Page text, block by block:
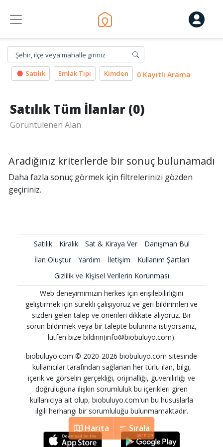
Şehir, ilçe veya mahalle giriniz
Satılık Emlak Tipi Kimden 0 Kayıtlı Arama
Harita Sırala
Harita
Satılık Tüm İlanlar (0)
Görüntülenen Alan
Aradığınız kriterlerde bir sonuç bulunamadı
Daha fazla sonuç görmek için filtrelerinizi gözden
geçiriniz.
Satılık Kiralık Sat & Kiraya Ver
Danışman Bul
İlan Oluştur
Yardım İletişim
Kullanım Şartları
Gizlilik ve Kişisel Verilerin Korunması
Web deneyimimizin herkes için erişilebilirliğini
geliştirmek için sürekli çalışıyoruz ve geri bildirimleri ve
sizden gelen talep ve önerileri dikkate alıyoruz. Bir
sorun bildirmek veya bir talepte bulunma istiyorsanız,
lütfen bize bildirin(info@biobuluyo.com).
biobuluyo.com © 2020-2026 biobuluyo.com sitesinde
kullanıcılar tarafından sağlanan her türlü ilan, bilgi,
içerik ve görselin gerçekliği, orijinalliği, güvenilirliği ve
doğruluğuna ilişkin sorumluluk bu içerikleri giren
kullanıcıya ait olup, biobuluyo.com'un bu hususlarla
ilgili herhangi bir sorumluluğu bulunmamaktadır.